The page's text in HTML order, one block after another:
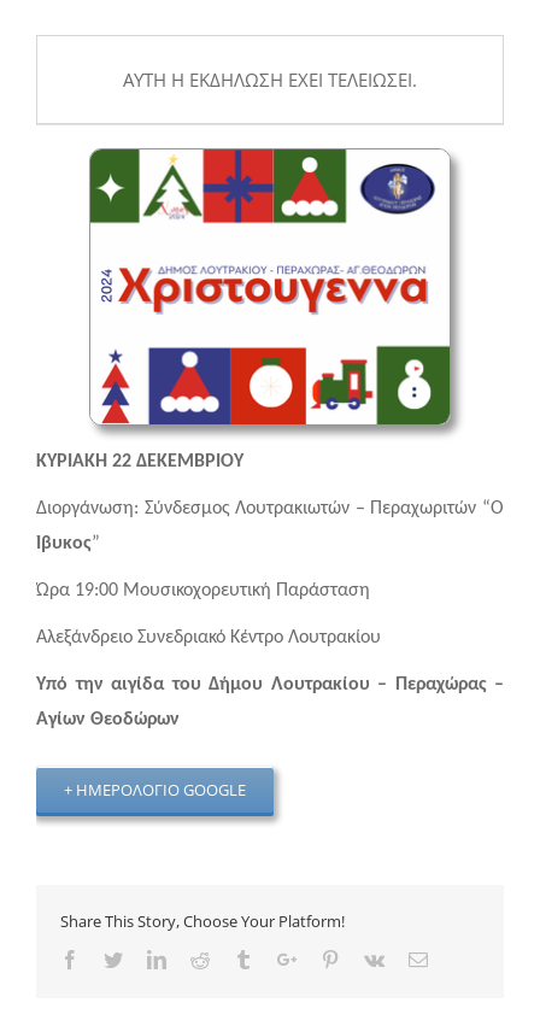
ΑΥΤΉ Η ΕΚΔΉΛΩΣΗ ΈΧΕΙ ΤΕΛΕΙΏΣΕΙ.
ΚΥΡΙΑΚΗ 22 ΔΕΚΕΜΒΡΙΟΥ
Διοργάνωση: Σύνδεσμος Λουτρακιωτών – Περαχωριτών “Ο
Ίβυκος”
Ώρα 19:00 Μουσικοχορευτική Παράσταση
Αλεξάνδρειο Συνεδριακό Κέντρο Λουτρακίου
Υπό την αιγίδα του Δήμου Λουτρακίου – Περαχώρας –
Αγίων Θεοδώρων
+ ΗΜΕΡΟΛΌΓΙΟ GOOGLE
Share This Story, Choose Your Platform!
Facebook
TwitterLinkedinReddit TumblrGoogle+Pinterest
Vk Email